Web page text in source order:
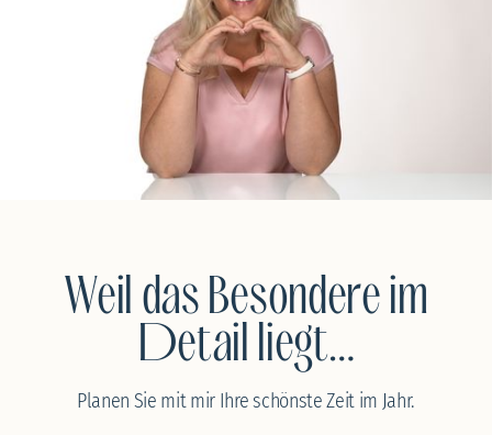
Weil das Besondere im
Detail liegt…
Planen Sie mit mir Ihre schönste Zeit im Jahr.